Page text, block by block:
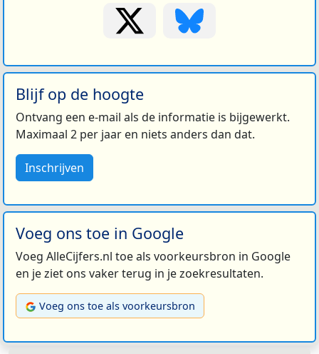
Blijf op de hoogte
Ontvang een e-mail als de informatie is bijgewerkt.
Maximaal 2 per jaar en niets anders dan dat.
Inschrijven
Voeg ons toe in Google
Voeg AlleCijfers.nl toe als voorkeursbron in Google
en je ziet ons vaker terug in je zoekresultaten.
Voeg ons toe als voorkeursbron